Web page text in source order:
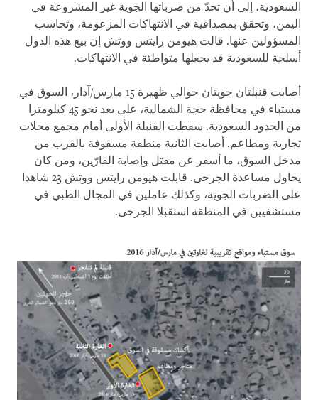
السعودية، إلى أن تحدّ من ضرباتها الجوية غير المشروعة في
اليمن، وتحقق بمصداقية في الانتهاكات المزعومة، وتحاسب
المسؤولين عنها. قالت هيومن رايتس ووتش إن بيع هذه الدول
أسلحة للسعودية قد يجعلها متواطئة في الانتهاكات.
أصابت قنبلتان جويتان حوالي ظهيرة 15 مارس/آذار، السوق في
مستباء في محافظة حجة الشمالية، على بعد نحو 45 كيلومترا
من الحدود السعودية. سقطت القنبلة الأولى أمام مجمع محلات
تجارية ومطاعم. أصابت الثانية منطقة مسقوفة بالقرب من
مدخل السوق، ما أسفر عن مقتل وإصابة الفارّين، ومن كان
يحاول مساعدة الجرحى. قابلت هيومن رايتس ووتش 23 شاهدا
على الضربات الجوية، وكذلك عاملين في المجال الطبي في
مستشفيين في المنطقة استقبلا الجرحى.